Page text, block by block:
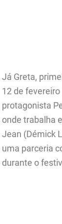
Já Greta,
12 de
protagonista
onde trabalha
Jean (Démick
uma parceria
durante o